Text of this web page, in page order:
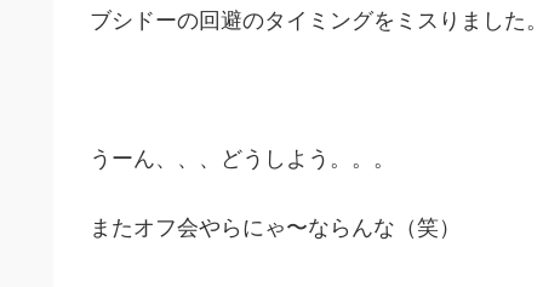
ブシドーの回避のタイミングをミスりました。
うーん、、、どうしよう。。。
またオフ会やらにゃ〜ならんな（笑）